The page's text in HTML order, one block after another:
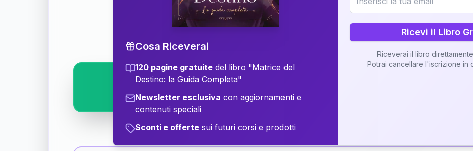
Scopri il significato della vostra Matrice di Coppia attraverso una
✨ Interpretazione personalizzata
⚡
Cosa Riceverai
120 pagine gratuite del libro "Matrice del
Destino: la Guida Completa"
Newsletter esclusiva con aggiornamenti e
contenuti speciali
Sconti e offerte sui futuri corsi e prodotti
Ricevi il Libro
Riceverai il libro
Potrai cancellare l'iscrizione in